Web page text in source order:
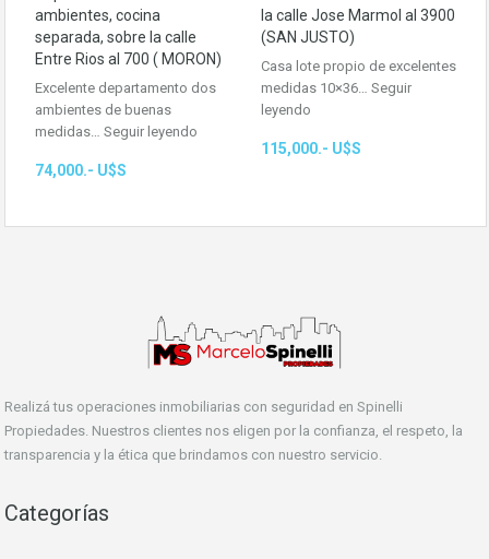
ambientes, cocina
separada, sobre la calle
Entre Rios al 700 ( MORON)
Excelente departamento dos
ambientes de buenas
medidas… Seguir leyendo
74,000.- U$S
la calle Jose Marmol al 3900
(SAN JUSTO)
Casa lote propio de excelentes
medidas 10×36… Seguir
leyendo
115,000.- U$S
Realizá tus operaciones inmobiliarias con seguridad en Spinelli
Propiedades. Nuestros clientes nos eligen por la confianza, el respeto, la
transparencia y la ética que brindamos con nuestro servicio.
Categorías